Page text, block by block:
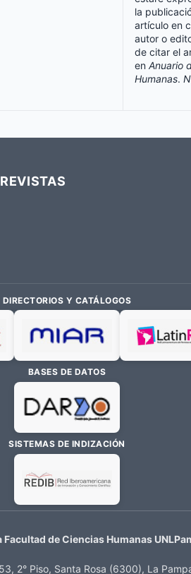
la
artículo en
autor o
de citar el
en Anuario
Humanas.
DIRECTORIOS Y CATÁLOGOS
BASES DE DATOS
SISTEMAS DE INDIZACIÓN
Facultad de Ciencias Humanas
2° Piso, Santa Rosa (6300), La